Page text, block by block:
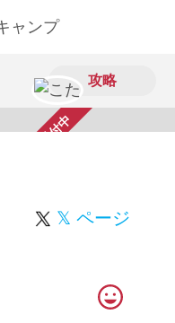
攻略
スカウト受付中
𝕏 ページ